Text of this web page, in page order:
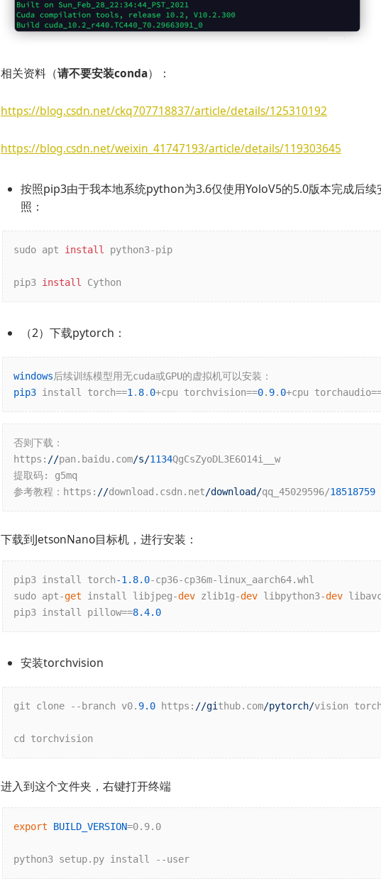
相关资料（请不要安装conda）：
https://blog.csdn.net/ckq707718837/article/details/125310192
https://blog.csdn.net/weixin_41747193/article/details/119303645
按照pip3由于我本地系统python为3.6仅使用YoloV5的5.0版本完成后
照：
sudo apt install python3-pip
pip3 install Cython
（2）下载pytorch：
windows
pip3 install torch==1 . 8. 0+cpu torchvision==0. 9. 0+cpu
否则下载：
https: //pan.baidu.com/s/1134QgCsZyoDL3E6O14i__w
提取码: g5mq
参考教程：https: //download.csdn.net/download/qq_45029596/18518759
下载到JetsonNano目标机，进行安装：
pip3 install torch-1.8.0-cp36-cp36m-linux_aarch64.whl
sudo apt-get install libjpeg-dev zlib1g-dev libpython3-dev
pip3 install pillow==8.4.0
安装torchvision
git clone --branch v0. 9.0 https: //gi thub.com/pytorch/vision
cd torchvision
进入到这个文件夹，右键打开终端
export BUILD_VERSION=0.9.0
python3 setup.py install --user